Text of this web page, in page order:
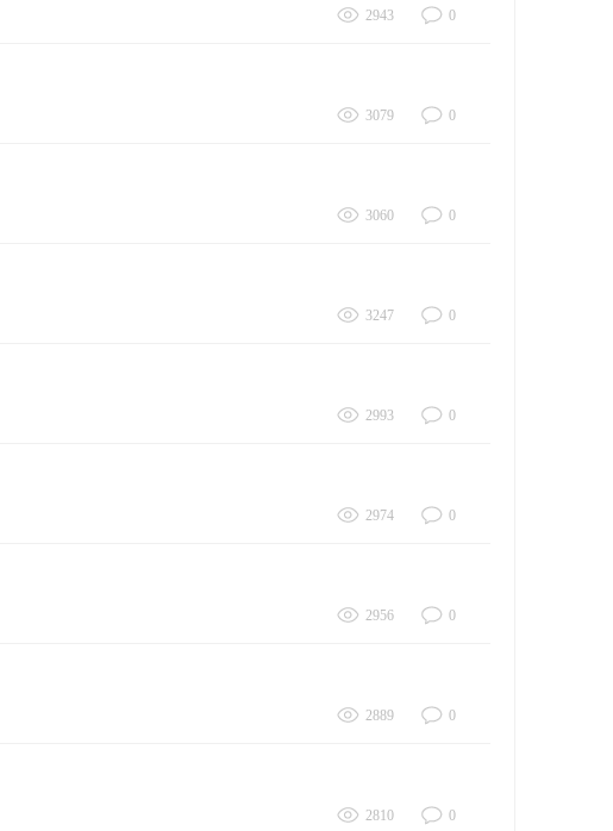
2943 0
3079 0
3060 0
3247 0
2993 0
2974 0
2956 0
2889 0
2810 0